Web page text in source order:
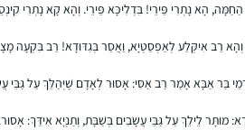
הַחַמָּה, הָא נָתְרִי פֵּירֵי! בִּדְלִיכָּא פֵּירֵי. וְהָא קָא נָתְרִי
וְהָא רַב אִיקְּלַע לְאַפְסַטְיָא, וַאֲסַר בְּגִדּוּדָא! רַב בִּקְעָה
בַּר אַבָּא אָמַר רַב אַסִּי: אָסוּר לְאָדָם שֶׁיְּהַלֵּךְ עַל גַּבֵּי
מוּתָּר לֵילֵךְ עַל גַּבֵּי עֲשָׂבִים בְּשַׁבָּת, וְתַנְיָא אִידַּךְ: